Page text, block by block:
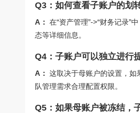
Q3：如何查看子账户的划
A： 在“资产管理”->“财务记录”
态等详细信息。
Q4：子账户可以独立进行
A： 这取决于母账户的设置，如
队管理需求合理配置权限。
Q5：如果母账户被冻结，